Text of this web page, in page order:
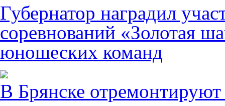
Губернатор наградил
соревнований «Золотая
юношеских команд
В Брянске